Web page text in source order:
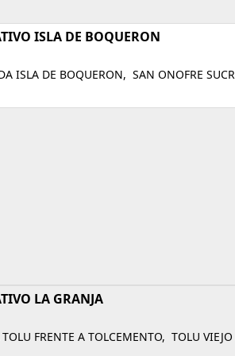
ISLA DE BOQUERON
ISLA DE BOQUERON, SAN ONOFRE
LA GRANJA
FRENTE A TOLCEMENTO, TOLU VIEJO